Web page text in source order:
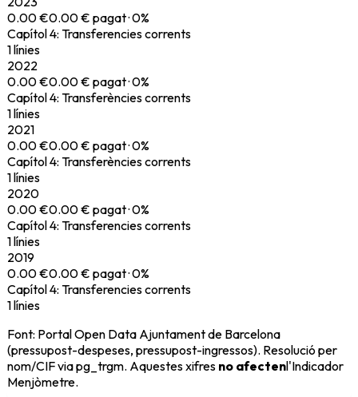
0.00 €0.00 € pagat ·0%
Capítol4: Transferencies corrents
1línies
2022
0.00 €0.00 € pagat ·0%
Capítol4: Transferències corrents
1línies
2021
0.00 €0.00 € pagat ·0%
Capítol4: Transferències corrents
1línies
2020
0.00 €0.00 € pagat ·0%
Capítol4: Transferencies corrents
1línies
2019
0.00 €0.00 € pagat ·0%
Capítol4: Transferencies corrents
1línies
Font: Portal Open Data Ajuntament de Barcelona
(pressupost-despeses, pressupost-ingressos). Resolució per
nom/CIF via pg_trgm. Aquestes xifres no afectenl'Indicador
Menjòmetre.